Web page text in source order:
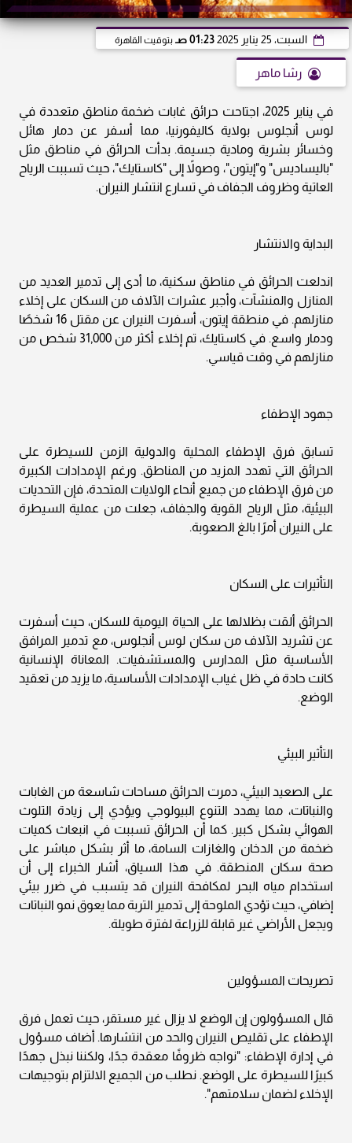
السبت، 25 يناير 2025 01:23 صـ بتوقيت القاهرة
رشا ماهر
في يناير 2025، اجتاحت حرائق غابات ضخمة مناطق متعددة في
لوس أنجلوس بولاية كاليفورنيا، مما أسفر عن دمار هائل
وخسائر بشرية ومادية جسيمة. بدأت الحرائق في مناطق مثل
"باليساديس" و"إيتون"، وصولاً إلى "كاستايك"، حيث تسببت الرياح
العاتية وظروف الجفاف في تسارع انتشار النيران.
البداية والانتشار
اندلعت الحرائق في مناطق سكنية، ما أدى إلى تدمير العديد من
المنازل والمنشآت، وأجبر عشرات الآلاف من السكان على إخلاء
منازلهم. في منطقة إيتون، أسفرت النيران عن مقتل 16 شخصًا
ودمار واسع. في كاستايك، تم إخلاء أكثر من 31,000 شخص من
منازلهم في وقت قياسي.
جهود الإطفاء
تسابق فرق الإطفاء المحلية والدولية الزمن للسيطرة على
الحرائق التي تهدد المزيد من المناطق. ورغم الإمدادات الكبيرة
من فرق الإطفاء من جميع أنحاء الولايات المتحدة، فإن التحديات
البيئية، مثل الرياح القوية والجفاف، جعلت من عملية السيطرة
على النيران أمرًا بالغ الصعوبة.
التأثيرات على السكان
الحرائق ألقت بظلالها على الحياة اليومية للسكان، حيث أسفرت
عن تشريد الآلاف من سكان لوس أنجلوس، مع تدمير المرافق
الأساسية مثل المدارس والمستشفيات. المعاناة الإنسانية
كانت حادة في ظل غياب الإمدادات الأساسية، ما يزيد من تعقيد
الوضع.
التأثير البيئي
على الصعيد البيئي، دمرت الحرائق مساحات شاسعة من الغابات
والنباتات، مما يهدد التنوع البيولوجي ويؤدي إلى زيادة التلوث
الهوائي بشكل كبير. كما أن الحرائق تسببت في انبعاث كميات
ضخمة من الدخان والغازات السامة، ما أثر بشكل مباشر على
صحة سكان المنطقة. في هذا السياق، أشار الخبراء إلى أن
استخدام مياه البحر لمكافحة النيران قد يتسبب في ضرر بيئي
إضافي، حيث تؤدي الملوحة إلى تدمير التربة مما يعوق نمو النباتات
ويجعل الأراضي غير قابلة للزراعة لفترة طويلة.
تصريحات المسؤولين
قال المسؤولون إن الوضع لا يزال غير مستقر، حيث تعمل فرق
الإطفاء على تقليص النيران والحد من انتشارها. أضاف مسؤول
في إدارة الإطفاء: "نواجه ظروفًا معقدة جدًا، ولكننا نبذل جهدًا
كبيرًا للسيطرة على الوضع. نطلب من الجميع الالتزام بتوجيهات
الإخلاء لضمان سلامتهم".